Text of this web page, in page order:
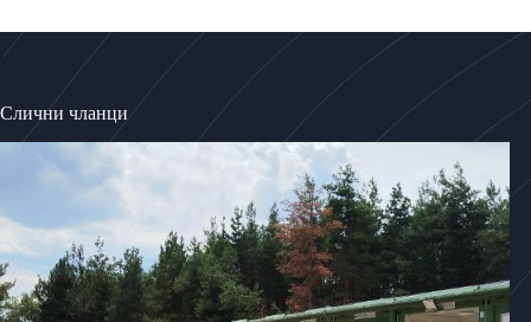
Слични чланци